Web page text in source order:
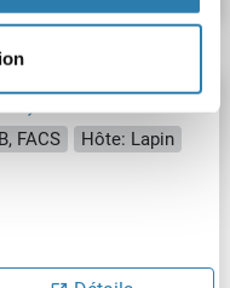
FACS
Hôte: Lapin